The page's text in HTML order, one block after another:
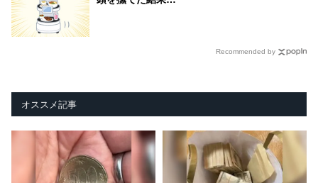
Recommended by
オススメ記事